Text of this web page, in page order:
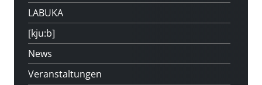
LABUKA
[kju:b]
News
Veranstaltungen